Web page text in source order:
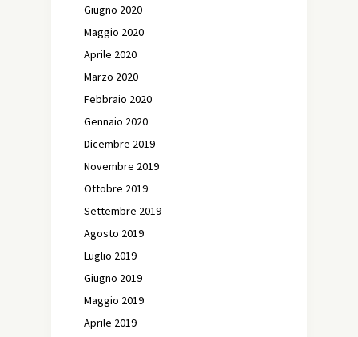
Giugno 2020
Maggio 2020
Aprile 2020
Marzo 2020
Febbraio 2020
Gennaio 2020
Dicembre 2019
Novembre 2019
Ottobre 2019
Settembre 2019
Agosto 2019
Luglio 2019
Giugno 2019
Maggio 2019
Aprile 2019